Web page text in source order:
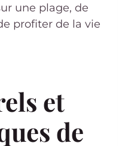
une plage, de
profiter de la vie
et
de